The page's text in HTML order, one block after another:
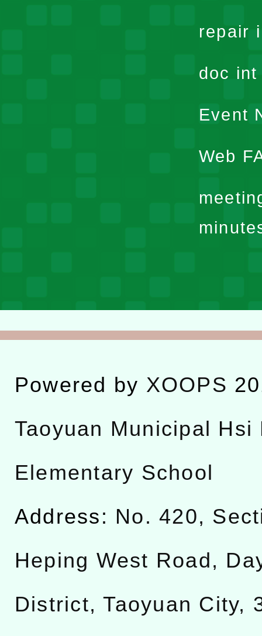
repair
doc
Event
Web
Powered by XOOPS
Taoyuan Municipal Hsi
Elementary School
Address: No. 420,
Heping West Road,
District, Taoyuan City,